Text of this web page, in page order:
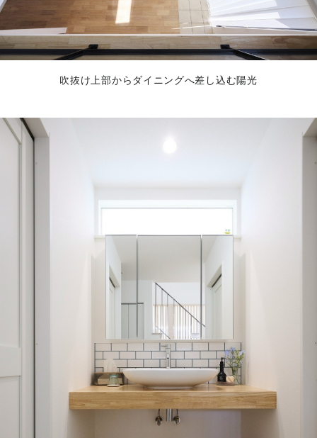
吹抜け上部からダイニングへ差し込む陽光